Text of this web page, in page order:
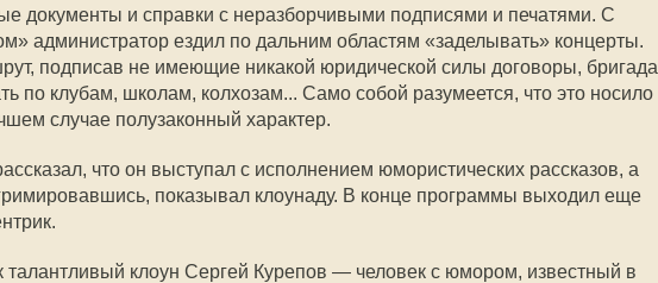
документы и справки с неразборчивыми подписями и печатями. С
администратор ездил по дальним областям «заделывать» концерты.
подписав не имеющие никакой юридической силы договоры, бригада
по клубам, школам, колхозам... Само собой разумеется, что это носило
случае полузаконный характер.
что он выступал с исполнением юмористических рассказов, а
показывал клоунаду. В конце программы выходил еще
талантливый клоун Сергей Курепов — человек с юмором, известный в